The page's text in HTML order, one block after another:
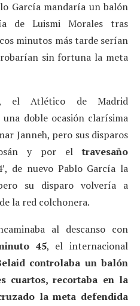
García mandaría un balón
de Luismi Morales tras
minutos más tarde serían
sin fortuna la meta
el Atlético de Madrid
doble ocasión clarísima
Janneh, pero sus disparos
y por eltravesaño
de nuevo Pablo García la
su disparo volvería a
la red colchonera.
al descanso con
45, el internacional
controlaba un balón
cuartos, recortaba en la
la meta defendida